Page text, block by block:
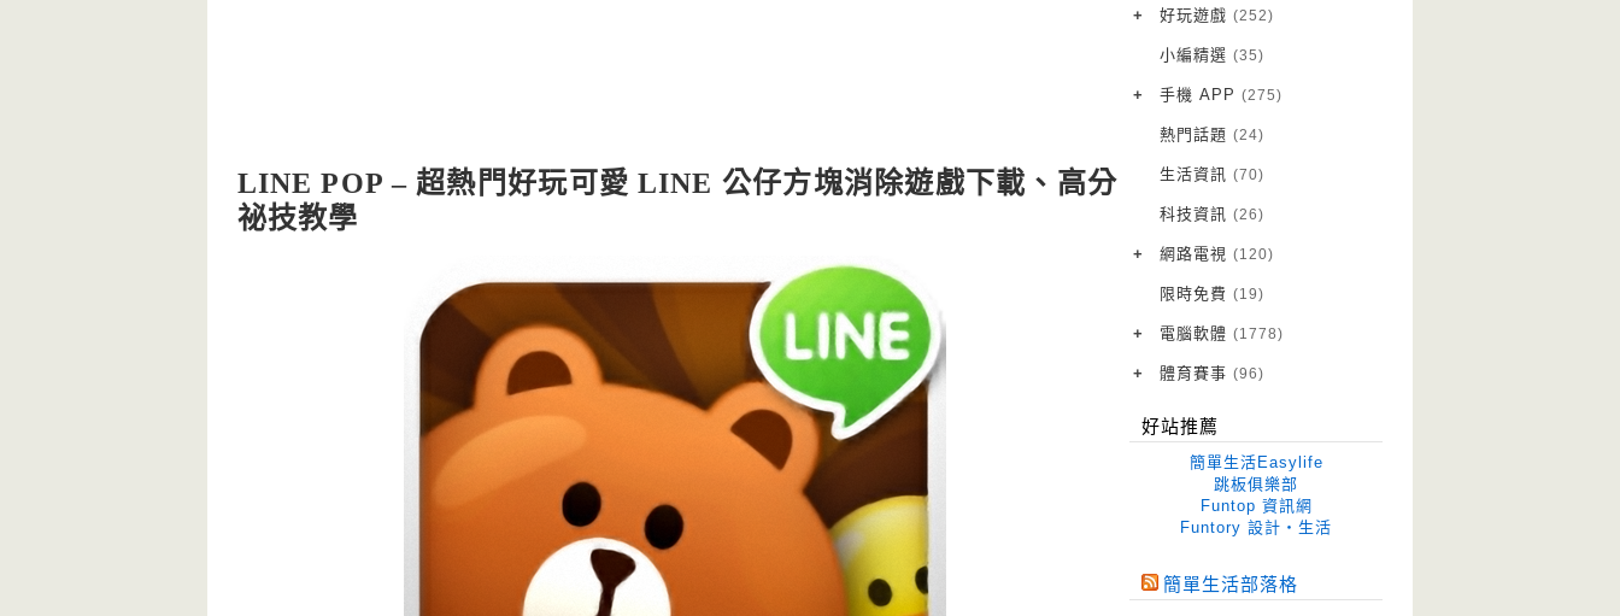
LINE POP – 超熱門好玩可愛 LINE 公仔方塊消除遊戲下載、高分
祕技教學
免費資源
字體下載
網站推薦
+ 好玩遊戲 (252)
Android 遊戲
iOS 遊戲
網頁遊戲
電腦遊戲
小編精選 (35)
+ 手機 APP (275)
Android 軟體
iOS 軟體
Root 相關
越獄JB
熱門話題 (24)
生活資訊 (70)
科技資訊 (26)
+ 網路電視 (120)
電視影集
電視節目
限時免費 (19)
+ 電腦軟體 (1778)
作業系統
優化軟體 (38)
光碟工具 (33)
免安裝 (641)
即時通訊 (23)
+ 體育賽事 (96)
好站推薦
簡單生活Easylife
跳板俱樂部
Funtop 資訊網
Funtory 設計‧生活
簡單生活部落格